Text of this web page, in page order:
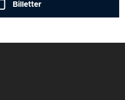
Billetter